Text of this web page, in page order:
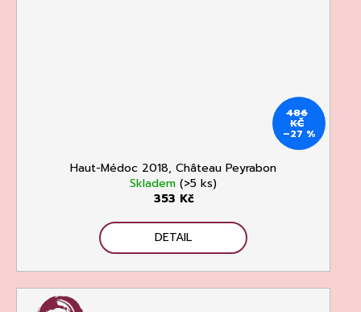
486
KČ
–27 %
Haut-Médoc 2018, Château Peyrabon
Skladem (>5 ks)
353 Kč
DETAIL